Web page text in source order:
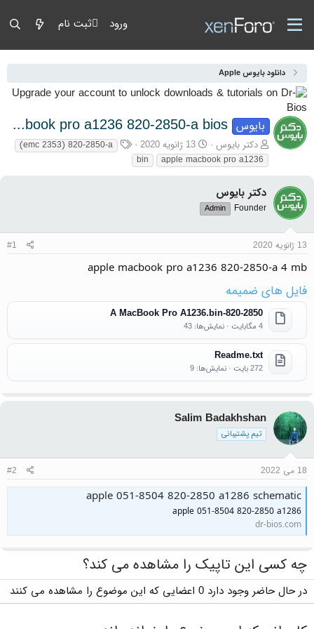
ورود ثبت نام
دانلود بایوس Apple
بایوس apple macbook pro a1236 820-2850-a bios
آغازگر گفتمان
دکتر بایوس تاریخ شروع
13 ژانویه 2020 برچسب‌ها
(emc 2353) 820-2850-a
apple macbook pro a1236
bin
دکتر بایوس
Founder
Admin
13 ژانویه 2020 #1
apple macbook pro a1236 820-2850-a 4 mb
فایل های ضمیمه
820-2850-A MacBook Pro A1236.bin
4 مگابایت · نمایش‌ها: 43
Readme.txt
272 بایت · نمایش‌ها: 9
Salim Badakhshan
تیم پشتیبانی
18 می 2022 #2
apple 051-8504 820-2850 a1286 schematic
apple 051-8504 820-2850 a1286
dr-bios.com
چه کسی این تاپیک را مشاهده می کند؟
در حال حاضر وجود دارد 0 اعضایی که این موضوع را مشاهده می کنند